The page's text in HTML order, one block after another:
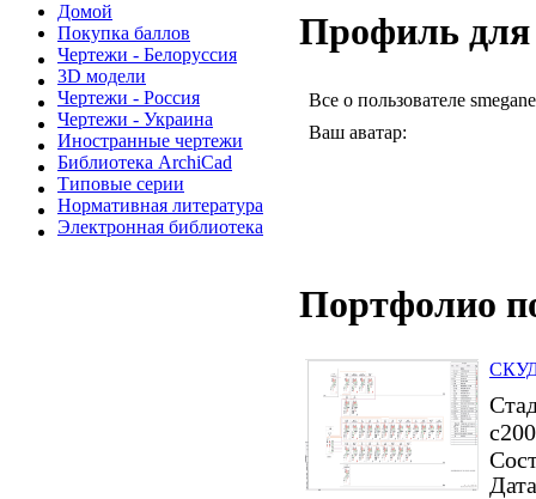
Домой
Покупка баллов
Чертежи - Белоруссия
3D модели
Чертежи - Россия
Чертежи - Украина
Иностранные чертежи
Библиотека ArchiCad
Типовые серии
Нормативная литература
Электронная библиотека
Профиль для
Все о пользователе
Ваш аватар:
Портфолио
СКУД